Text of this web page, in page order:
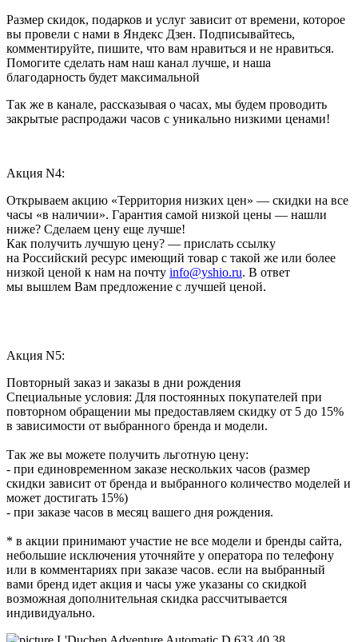
Размер скидок, подарков и услуг зависит от времени, которое
вы провели с нами в Яндекс Дзен. Подписывайтесь,
комментируйте, пишите, что вам нравиться и не нравиться.
Помогите сделать нам наш канал лучше, и наша
благодарность будет максимальной
Так же в канале, рассказывая о часах, мы будем проводить
закрытые распродажи часов с уникально низкими ценами!
Акция N4:
Открываем акцию «Территория низких цен» — скидки на все
часы «в наличии». Гарантия самой низкой цены — нашли
ниже? Сделаем цену еще лучше!
Как получить лучшую цену? — прислать ссылку
на Российский ресурс имеющий товар с такой же или более
низкой ценой к нам на почту info@yshio.ru. В ответ
мы вышлем Вам предложение с лучшей ценой.
Акция N5:
Повторный заказ и заказы в дни рождения
Специальные условия: Для постоянных покупателей при
повторном обращении мы предоставляем скидку от 5 до 15%
в зависимости от выбранного бренда и модели.
Так же вы можете получить льготную цену:
- при единовременном заказе нескольких часов (размер
скидки зависит от бренда и выбранного количество моделей и
может достигать 15%)
- при заказе часов в месяц вашего дня рождения.
* в акции принимают участие не все модели и бренды сайта,
небольшие исключения уточняйте у оператора по телефону
или в комментариях при заказе часов. если на выбранный
вами бренд идет акция и часы уже указаны со скидкой
возможная дополнительная скидка рассчитывается
индивидуально.